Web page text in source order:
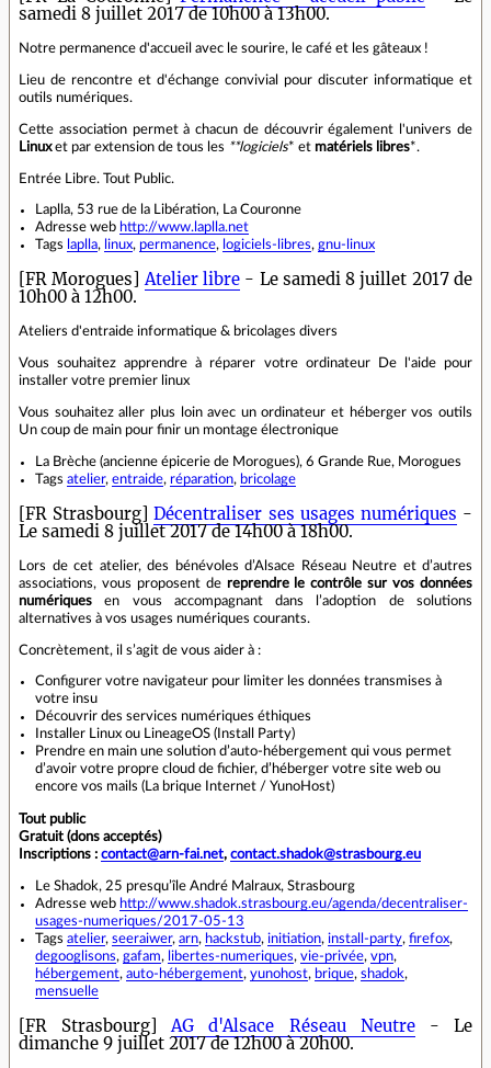
samedi 8 juillet 2017 de 10h00 à 13h00.
Notre permanence d'accueil avec le sourire, le café et les gâteaux !
Lieu de rencontre et d'échange convivial pour discuter informatique et
outils numériques.
Cette association permet à chacun de découvrir également l'univers de
Linuxet par extension de tous les **logiciels* et matériels libres*.
Entrée Libre. Tout Public.
Laplla, 53 rue de la Libération, La Couronne
Adresse web http://www.laplla.net
Tags laplla, linux, permanence, logiciels-libres, gnu-linux
[FR Morogues]Atelier libre- Le samedi 8 juillet 2017 de
10h00 à 12h00.
Ateliers d'entraide informatique & bricolages divers
Vous souhaitez apprendre à réparer votre ordinateur De l'aide pour
installer votre premier linux
Vous souhaitez aller plus loin avec un ordinateur et héberger vos outils
Un coup de main pour finir un montage électronique
La Brèche (ancienne épicerie de Morogues), 6 Grande Rue, Morogues
Tags atelier, entraide, réparation, bricolage
[FR Strasbourg]Décentraliser ses usages numériques -
Le samedi 8 juillet 2017 de 14h00 à 18h00.
Lors de cet atelier, des bénévoles d’Alsace Réseau Neutre et d’autres
associations, vous proposent de reprendre le contrôle sur vos données
numériques en vous accompagnant dans l’adoption de solutions
alternatives à vos usages numériques courants.
Concrètement, il s’agit de vous aider à :
Configurer votre navigateur pour limiter les données transmises à
votre insu
Découvrir des services numériques éthiques
Installer Linux ou LineageOS (Install Party)
Prendre en main une solution d’auto-hébergement qui vous permet
d’avoir votre propre cloud de fichier, d’héberger votre site web ou
encore vos mails (La brique Internet / YunoHost)
Tout public
Gratuit (dons acceptés)
Inscriptions : contact@arn-fai.net, contact.shadok@strasbourg.eu
Le Shadok, 25 presqu’île André Malraux, Strasbourg
Adresse web http://www.shadok.strasbourg.eu/agenda/decentraliser-
usages-numeriques/2017-05-13
Tags atelier, seeraiwer, arn, hackstub, initiation, install-party, firefox,
degooglisons, gafam, libertes-numeriques, vie-privée, vpn,
hébergement, auto-hébergement, yunohost, brique, shadok,
mensuelle
[FR Strasbourg]AG d'Alsace Réseau Neutre- Le
dimanche 9 juillet 2017 de 12h00 à 20h00.